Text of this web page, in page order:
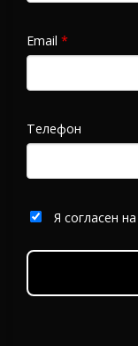
Email *
Телефон
Я согласен